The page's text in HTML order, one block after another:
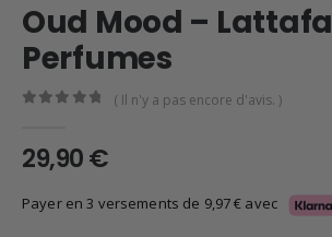
Oud Mood – Lattafa
Perfumes
( Il n'y a pas encore d'avis. )
29,90€
Payer en 3 versements de 9,97€ avec